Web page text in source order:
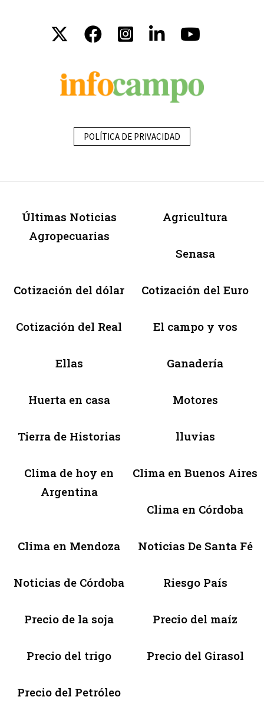
POLÍTICA DE PRIVACIDAD
Últimas Noticias
Agropecuarias
Agricultura
Senasa
Cotización del dólar Cotización del Euro
Cotización del Real El campo y vos
Ellas Ganadería
Huerta en casa Motores
Tierra de Historias lluvias
Clima de hoy en
Argentina
Clima en Buenos Aires
Clima en Córdoba
Clima en Mendoza Noticias De Santa Fé
Noticias de Córdoba Riesgo País
Precio de la soja Precio del maíz
Precio del trigo Precio del Girasol
Precio del Petróleo